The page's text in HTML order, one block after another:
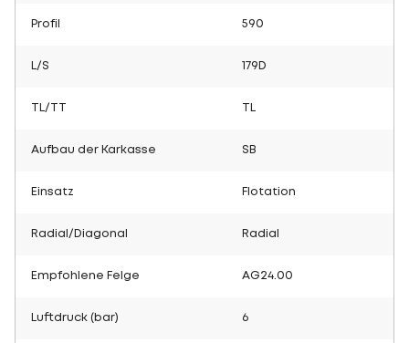
Profil 590
L/S 179D
TL/TT
Aufbau der Karkasse SB
Einsatz Flotation
Radial/Diagonal Radial
Empfohlene Felge AG24.00
Luftdruck (bar) 6